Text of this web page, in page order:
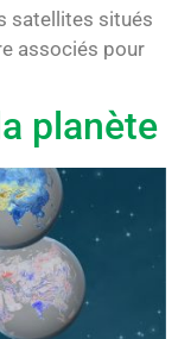
satellites situés
associés pour
planète